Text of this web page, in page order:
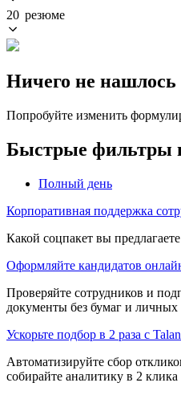
20 резюме
Ничего не нашлось
Попробуйте изменить
Быстрые фильтры
Полный день
Корпоративная поддержка
Какой соцпакет вы
Оформляйте кандидатов
Проверяйте сотрудников и
документы без бумаг и личных
Ускорьте подбор в 2 раза с
Автоматизируйте сбор
собирайте аналитику в 2 клика